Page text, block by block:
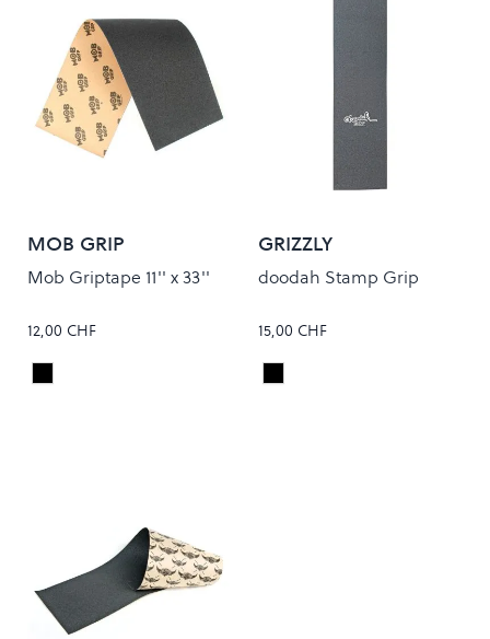
MOB GRIP
Mob Griptape 11'' x 33''
12,00 CHF
Colour
Black
GRIZZLY
doodah Stamp Grip
15,00 CHF
Colour
Black